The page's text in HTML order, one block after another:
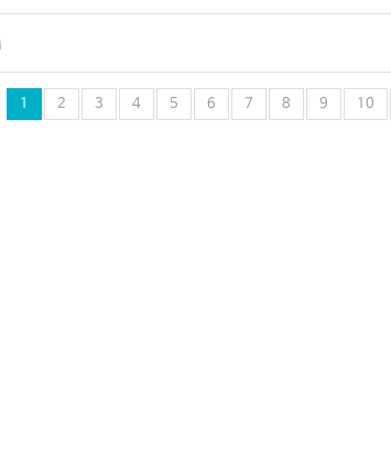
1 2 3 4 5 6 7 8 9 10